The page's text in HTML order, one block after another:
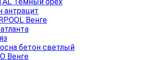
Венге
бетон светлый
Венге